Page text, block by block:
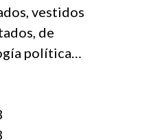
vestidos
de
política…